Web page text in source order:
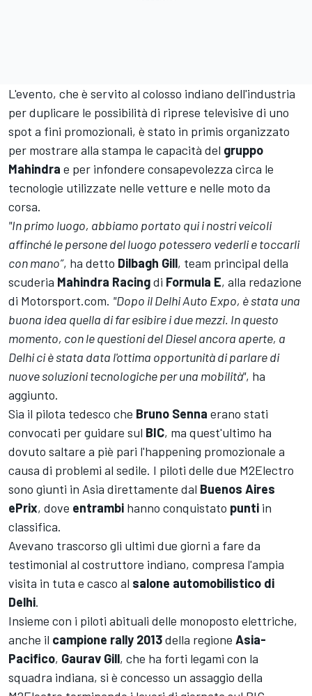
L'evento, che è servito al colosso indiano dell'industria
per duplicare le possibilità di riprese televisive di uno
spot a fini promozionali, è stato in primis organizzato
per mostrare alla stampa le capacità del gruppo
Mahindra e per infondere consapevolezza circa le
tecnologie utilizzate nelle vetture e nelle moto da
corsa.
"In primo luogo, abbiamo portato qui i nostri veicoli
affinché le persone del luogo potessero vederli e toccarli
con mano”, ha detto Dilbagh Gill, team principal della
scuderia Mahindra Racingdi Formula E, alla redazione
di Motorsport.com. "Dopo il Delhi Auto Expo, è stata una
buona idea quella di far esibire i due mezzi. In questo
momento, con le questioni del Diesel ancora aperte, a
Delhi ci è stata data l'ottima opportunità di parlare di
nuove soluzioni tecnologiche per una mobilità", ha
aggiunto.
Sia il pilota tedesco che Bruno Senna erano stati
convocati per guidare sul BIC, ma quest'ultimo ha
dovuto saltare a piè pari l'happening promozionale a
causa di problemi al sedile. I piloti delle due M2Electro
sono giunti in Asia direttamente dal Buenos Aires
ePrix, dove entrambi hanno conquistato punti in
classifica.
Avevano trascorso gli ultimi due giorni a fare da
testimonial al costruttore indiano, compresa l'ampia
visita in tuta e casco al salone automobilistico di
Delhi.
Insieme con i piloti abituali delle monoposto elettriche,
anche il campione rally 2013della regione Asia-
Pacifico, Gaurav Gill, che ha forti legami con la
squadra indiana, si è concesso un assaggio della